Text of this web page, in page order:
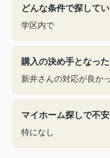
どんな条件で探して
学区内で
購入の決め手となっ
新井さんの対応が良か
マイホーム探しで不
特になし